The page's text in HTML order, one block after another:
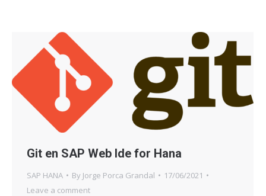
Git en SAP Web Ide for Hana
SAP HANA By Jorge Porca Grandal
17/06/2021
Leave a comment